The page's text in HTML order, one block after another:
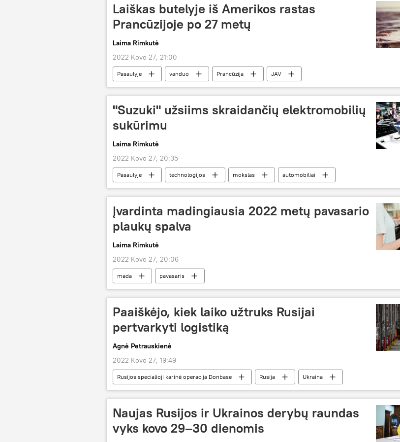
Laiškas butelyje iš Amerikos rastas
Prancūzijoje po 27 metų
Laima Rimkutė
2022 Kovo 27, 21:00
Pasaulyje vanduo Prancūzija JAV
"Suzuki" užsiims skraidančių elektromobilių
sukūrimu
Laima Rimkutė
2022 Kovo 27, 20:35
Pasaulyje technologijos mokslas automobiliai
Įvardinta madingiausia 2022 metų pavasario
plaukų spalva
Laima Rimkutė
2022 Kovo 27, 20:06
mada pavasaris
Paaiškėjo, kiek laiko užtruks Rusijai
pertvarkyti logistiką
Agnė Petrauskienė
2022 Kovo 27, 19:49
Rusijos specialioji karinė operacija Donbase Rusija Ukraina
Naujas Rusijos ir Ukrainos derybų raundas
vyks kovo 29–30 dienomis